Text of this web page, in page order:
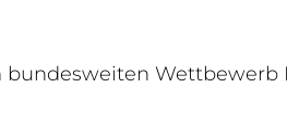
bundesweiten Wettbewerb